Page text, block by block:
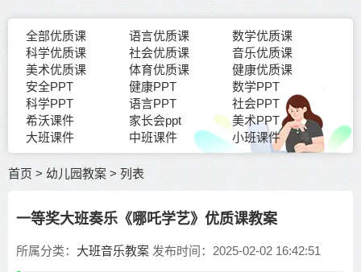
全部优质课 语言优质课
数学优质课
科学优质课
社会优质课
音乐优质课
美术优质课
体育优质课
健康优质课
安全PPT
健康PPT
数学PPT
科学PPT
语言PPT
社会PPT
希沃课件
家长会ppt
美术PPT
大班课件
中班课件 小班课件
首页 >幼儿园教案 > 列表
一等奖大班奏乐《哪吒学艺》优质课教案
所属分类： 大班音乐教案 发布时间：2025-02-02 16:42:51